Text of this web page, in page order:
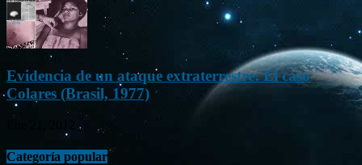
Evidencia de un ataque extraterrestre: El caso
Colares (Brasil, 1977)
Categoría popular